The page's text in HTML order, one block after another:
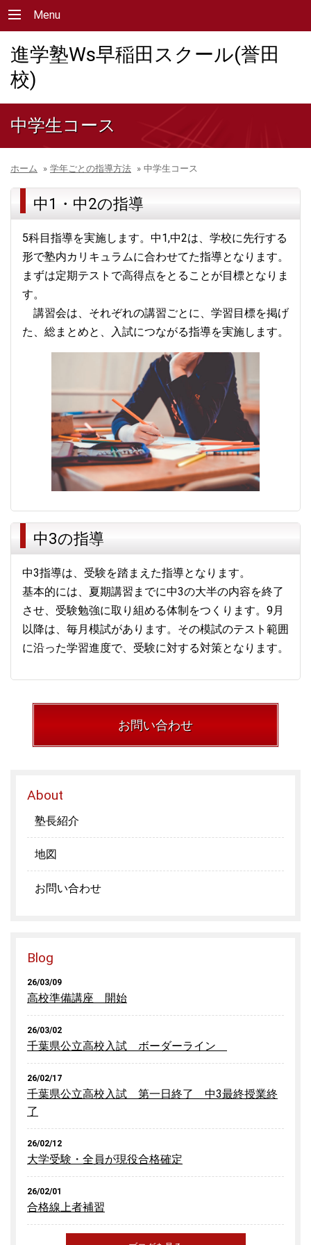
Menu
進学塾Ws早稲田スクール(誉田
校)
中学生コース
ホーム » 学年ごとの指導方法 » 中学生コース
中1・中2の指導
5科目指導を実施します。中1,中2は、学校に先行する
形で塾内カリキュラムに合わせてた指導となります。
まずは定期テストで高得点をとることが目標となりま
す。
講習会は、それぞれの講習ごとに、学習目標を掲げ
た、総まとめと、入試につながる指導を実施します。
中3の指導
中3指導は、受験を踏まえた指導となります。
基本的には、夏期講習までに中3の大半の内容を終了
させ、受験勉強に取り組める体制をつくります。9月
以降は、毎月模試があります。その模試のテスト範囲
に沿った学習進度で、受験に対する対策となります。
お問い合わせ
About
塾長紹介
地図
お問い合わせ
Blog
26/03/09
高校準備講座 開始
26/03/02
千葉県公立高校入試 ボーダーライン
26/02/17
千葉県公立高校入試 第一日終了 中3最終授業終
了
26/02/12
大学受験・全員が現役合格確定
26/02/01
合格線上者補習